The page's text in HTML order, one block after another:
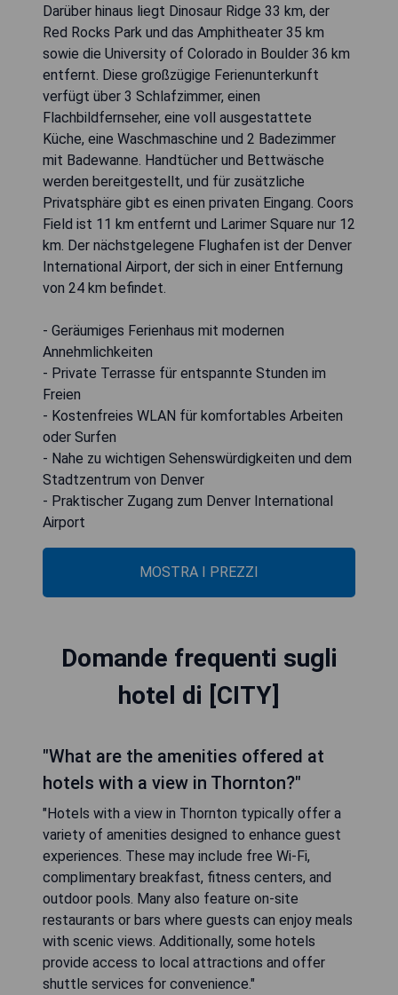
Darüber hinaus liegt Dinosaur Ridge 33 km, der
Red Rocks Park und das Amphitheater 35 km
sowie die University of Colorado in Boulder 36 km
entfernt. Diese großzügige Ferienunterkunft
verfügt über 3 Schlafzimmer, einen
Flachbildfernseher, eine voll ausgestattete
Küche, eine Waschmaschine und 2 Badezimmer
mit Badewanne. Handtücher und Bettwäsche
werden bereitgestellt, und für zusätzliche
Privatsphäre gibt es einen privaten Eingang. Coors
Field ist 11 km entfernt und Larimer Square nur 12
km. Der nächstgelegene Flughafen ist der Denver
International Airport, der sich in einer Entfernung
von 24 km befindet.
- Geräumiges Ferienhaus mit modernen
Annehmlichkeiten
- Private Terrasse für entspannte Stunden im
Freien
- Kostenfreies WLAN für komfortables Arbeiten
oder Surfen
- Nahe zu wichtigen Sehenswürdigkeiten und dem
Stadtzentrum von Denver
- Praktischer Zugang zum Denver International
Airport
MOSTRA I PREZZI
Domande frequenti sugli
hotel di [CITY]
"What are the amenities offered at
hotels with a view in Thornton?"
"Hotels with a view in Thornton typically offer a
variety of amenities designed to enhance guest
experiences. These may include free Wi-Fi,
complimentary breakfast, fitness centers, and
outdoor pools. Many also feature on-site
restaurants or bars where guests can enjoy meals
with scenic views. Additionally, some hotels
provide access to local attractions and offer
shuttle services for convenience."